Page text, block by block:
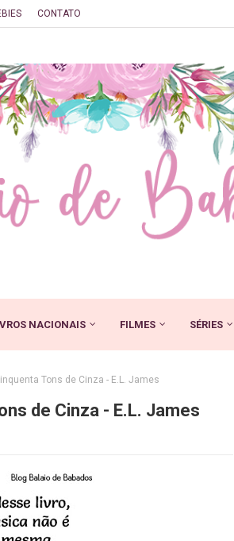
CONTATO
NACIONAIS FILMES SÉRIES
Tons de Cinza - E.L. James
de Cinza - E.L. James